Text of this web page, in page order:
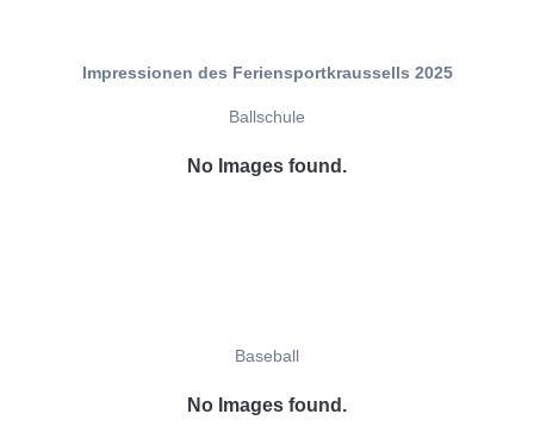
Impressionen des Feriensportkraussells 2025
Ballschule
No Images found.
Baseball
No Images found.